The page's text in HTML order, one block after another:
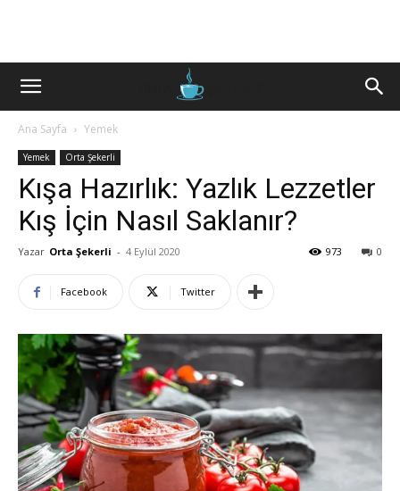
Ana Sayfa Yemek
Yemek Orta Şekerli
Kışa Hazırlık: Yazlık Lezzetler
Kış İçin Nasıl Saklanır?
Yazar Orta Şekerli - 4 Eylül 2020 0
973
Facebook Twitter